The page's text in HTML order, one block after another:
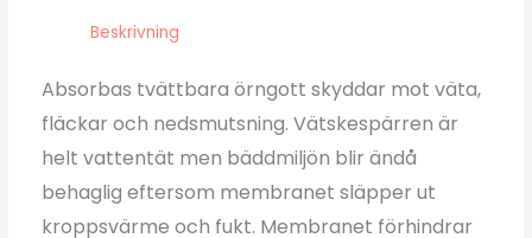
Beskrivning
Absorbas tvättbara örngott skyddar mot väta,
fläckar och nedsmutsning. Vätskespärren är
helt vattentät men bäddmiljön blir ändå
behaglig eftersom membranet släpper ut
kroppsvärme och fukt. Membranet förhindrar